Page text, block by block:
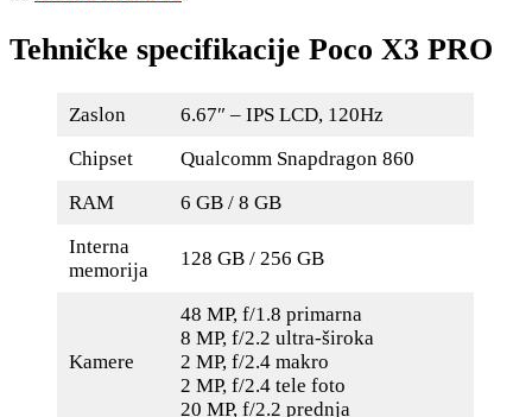
Tehničke specifikacije Poco X3 PRO
Zaslon
6.67″ – IPS LCD, 120Hz
Chipset
Qualcomm Snapdragon 860
RAM
6 GB / 8 GB
Interna
memorija
128 GB / 256 GB
Kamere
48 MP, f/1.8 primarna
8 MP, f/2.2 ultra-široka
2 MP, f/2.4 makro
2 MP, f/2.4 tele foto
20 MP, f/2.2 prednja